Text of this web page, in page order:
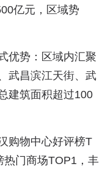
亿元，区域势
优势：区域内汇聚
武昌滨江天街、武
建筑面积超过100
购物中心好评榜T
热门商场TOP1，丰